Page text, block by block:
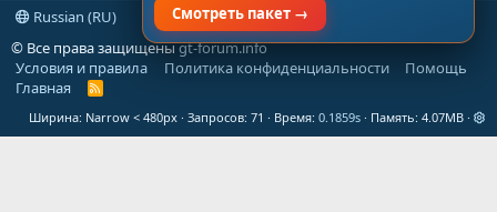
Russian (RU)
© Все права защищеныgt-forum.info
Условия и правила
Политика конфиденциальности
Помощь
Главная
R
S
Ширина Запросов 71 Время 0.1859s Память 4.07MB
Смотреть пакет →